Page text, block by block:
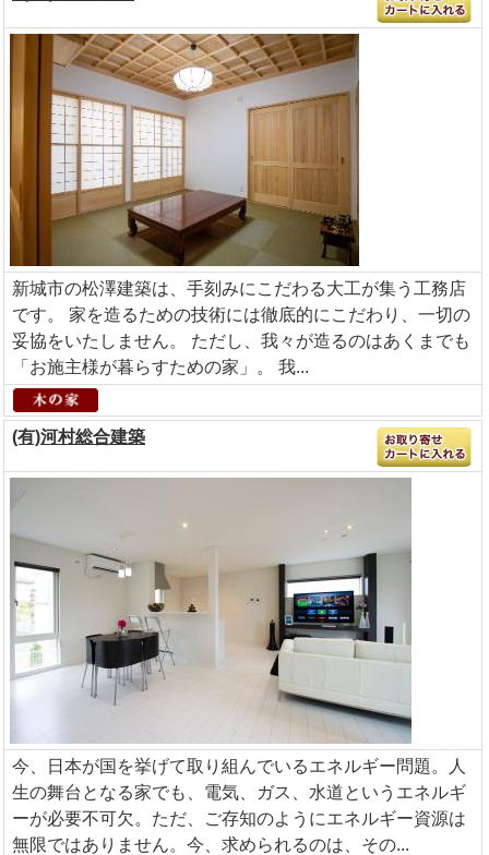
新城市の松澤建築は、手刻みにこだわる大工が集う工務店
です。 家を造るための技術には徹底的にこだわり、一切の
妥協をいたしません。 ただし、我々が造るのはあくまでも
「お施主様が暮らすための家」。 我...
(有)河村総合建築
今、日本が国を挙げて取り組んでいるエネルギー問題。人
生の舞台となる家でも、電気、ガス、水道というエネルギ
ーが必要不可欠。ただ、ご存知のようにエネルギー資源は
無限ではありません。今、求められるのは、その...